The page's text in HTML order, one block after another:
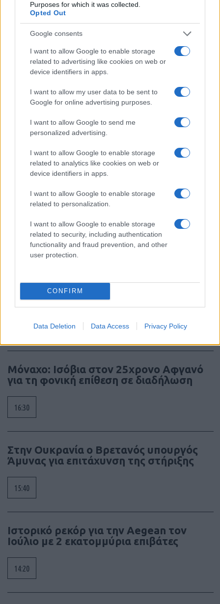
Purposes for which it was collected.
Opted Out
Google consents
I want to allow Google to enable storage
related to advertising like cookies on web or
device identifiers in apps.
I want to allow my user data to be sent to
Google for online advertising purposes.
I want to allow Google to send me
personalized advertising.
I want to allow Google to enable storage
related to analytics like cookies on web or
device identifiers in apps.
I want to allow Google to enable storage
related to personalization.
I want to allow Google to enable storage
related to security, including authentication
functionality and fraud prevention, and other
user protection.
CONFIRM
Data Deletion Data Access Privacy Policy
SNCASE SE.5000 Baroudeur: το γαλλικό
μαχητικό που… ξέχασε τους τροχούς
προσγείωσης
Litening: Η Αμερικανική Αεροπορία
επενδύει σε ένα από τα πλέον
διαδεδομένα ατρακτίδια στοχοποίησης
ΣΑΝ ΣΗΜΕΡΑ – 6 Αυγούστου 1777:
Μάχη του Oriskany, μια ήττα με
ινδιάνικο εμφύλιο
αεροσκάφος ή μια ακόμη ρήξη με το
Ισραήλ;
Μόναχο: Ισόβια στον 25χρονο Αφγανό
για τη φονική επίθεση σε διαδήλωση
16:30
Στην Ουκρανία ο Βρετανός υπουργός
Άμυνας για επιτάχυνση της στήριξης
15:40
Ιστορικό ρεκόρ για την Aegean τον
Ιούλιο με 2 εκατομμύρια επιβάτες
14:20